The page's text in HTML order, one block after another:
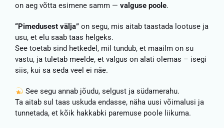
on aeg võtta esimene samm — valguse poole.
“Pimedusest välja” on segu, mis aitab taastada lootuse ja
usu, et elu saab taas helgeks.
See toetab sind hetkedel, mil tundub, et maailm on su
vastu, ja tuletab meelde, et valgus on alati olemas – isegi
siis, kui sa seda veel ei näe.
See segu annab jõudu, selgust ja südamerahu.
Ta aitab sul taas uskuda endasse, näha uusi võimalusi ja
tunnetada, et kõik hakkabki paremuse poole liikuma.